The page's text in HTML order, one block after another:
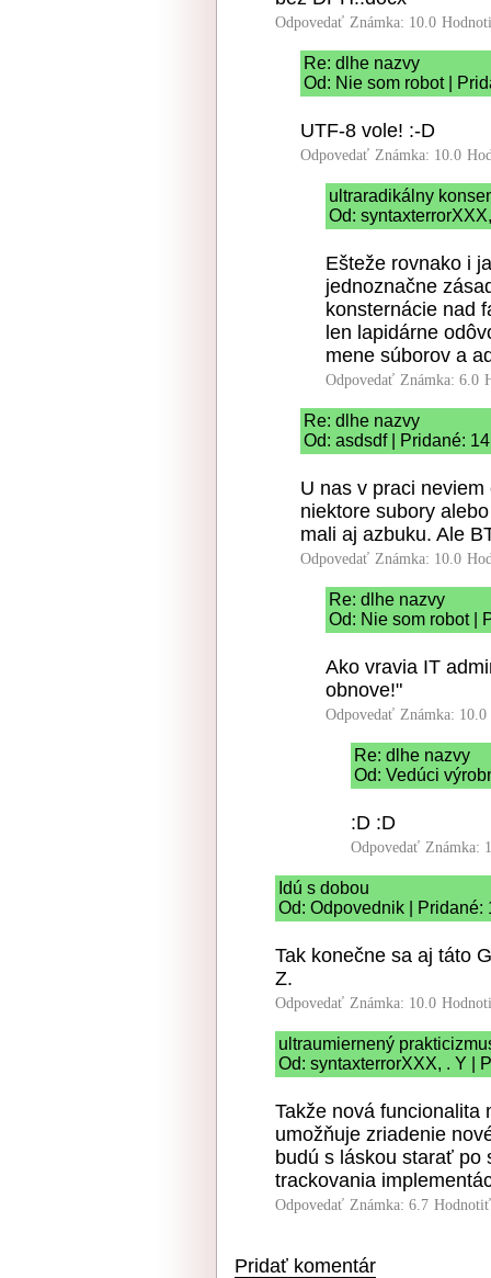
Odpovedať Známka: 10.0
Re: dlhe nazvy
Od: Nie som robot |
UTF-8 vole! :-D
Odpovedať Známka: 10.0
ultraradikálny
Od:
Ešteže rovnako i
jednoznačne
konsternácie nad
len lapidárne
mene súborov a
Odpovedať Známka: 6.0
Re: dlhe nazvy
Od: asdsdf | Pridané:
U nas v praci
niektore subory
mali aj azbuku. Ale
Odpovedať Známka: 10.0
Re: dlhe nazvy
Od: Nie som robot |
Ako vravia IT
obnove!"
Odpovedať Známka: 10.0
Re: dlhe nazvy
Od: Vedúci
:D :D
Odpovedať Známka:
Idú s dobou
Od: Odpovednik | Pridané:
Tak konečne sa aj táto
Z.
Odpovedať Známka: 10.0
ultraumiernený
Od: syntaxterrorXXX, . Y |
Takže nová funcionalita
umožňuje zriadenie
budú s láskou starať po
trackovania
Odpovedať Známka: 6.7
Pridať komentár